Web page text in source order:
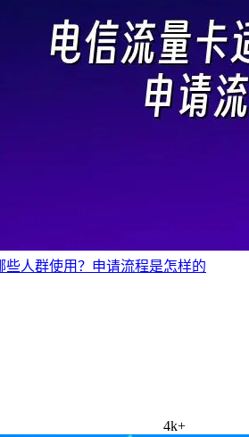
些人群使用？申请流程是怎样的
4k+